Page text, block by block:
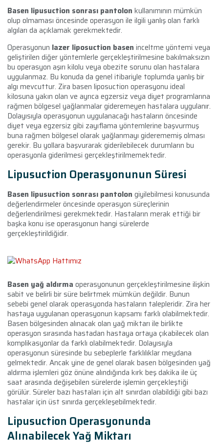
Basen lipusuction sonrası pantolon kullanımının mümkün
olup olmaması öncesinde operasyon ile ilgili yanlış olan farklı
algıları da açıklamak gerekmektedir.
Operasyonun lazer liposuction basen inceltme yöntemi veya
geliştirilen diğer yöntemlerle gerçekleştirilmesine bakılmaksızın
bu operasyon aşırı kilolu veya obezite sorunu olan hastalara
uygulanmaz. Bu konuda da genel itibariyle toplumda yanlış bir
algı mevcuttur. Zira basen liposuction operasyonu ideal
kilosuna yakın olan ve ayrıca egzersiz veya diyet programlarına
rağmen bölgesel yağlanmalar gideremeyen hastalara uygulanır.
Dolayısıyla operasyonun uygulanacağı hastaların öncesinde
diyet veya egzersiz gibi zayıflama yöntemlerine başvurmuş
buna rağmen bölgesel olarak yağlanmayı giderememiş olması
gerekir. Bu yollara başvurarak giderilebilecek durumların bu
operasyonla giderilmesi gerçekleştirilmemektedir.
Lipusuction Operasyonunun Süresi
Basen lipusuction sonrası pantolon giyilebilmesi konusunda
değerlendirmeler öncesinde operasyon süreçlerinin
değerlendirilmesi gerekmektedir. Hastaların merak ettiği bir
başka konu ise operasyonun hangi sürelerde
gerçekleştirildiğidir.
Basen yağ aldırma operasyonunun gerçekleştirilmesine ilişkin
sabit ve belirli bir süre belirtmek mümkün değildir. Bunun
sebebi genel olarak operasyonda hastaların talepleridir. Zira her
hastaya uygulanan operasyonun kapsamı farklı olabilmektedir.
Basen bölgesinden alınacak olan yağ miktarı ile birlikte
operasyon sırasında hastadan hastaya ortaya çıkabilecek olan
komplikasyonlar da farklı olabilmektedir. Dolayısıyla
operasyonun süresinde bu sebeplerle farklılıklar meydana
gelmektedir. Ancak yine de genel olarak basen bölgesinden yağ
aldırma işlemleri göz önüne alındığında kırk beş dakika ile üç
saat arasında değişebilen sürelerde işlemin gerçekleştiği
görülür. Süreler bazı hastaları için alt sınırdan olabildiği gibi bazı
hastalar için üst sınırda gerçekleşebilmektedir.
Lipusuction Operasyonunda
Alınabilecek Yağ Miktarı